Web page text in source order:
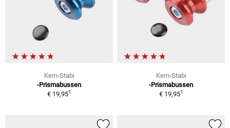
Kern-Stabi
-Prismabussen
€ 19,951
Kern-Stabi
-Prismabussen
€ 19,951